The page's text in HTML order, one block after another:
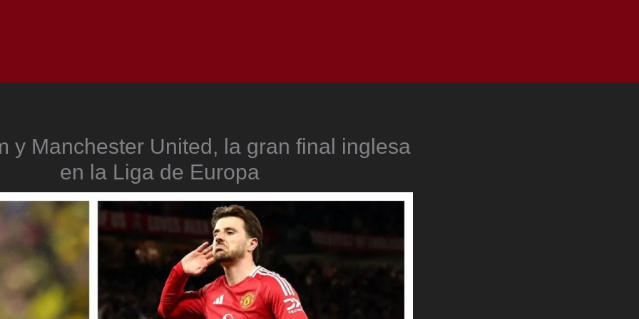
y Manchester United, la gran final inglesa
en la Liga de Europa